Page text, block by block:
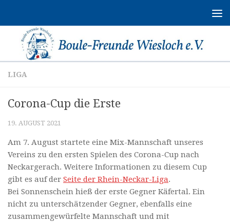
LIGA
Corona-Cup die Erste
19. AUGUST 2021
Am 7. August startete eine Mix-Mannschaft unseres
Vereins zu den ersten Spielen des Corona-Cup nach
Neckargerach. Weitere Informationen zu diesem Cup
gibt es auf der Seite der Rhein-Neckar-Liga.
Bei Sonnenschein hieß der erste Gegner Käfertal. Ein
nicht zu unterschätzender Gegner, ebenfalls eine
zusammengewürfelte Mannschaft und mit